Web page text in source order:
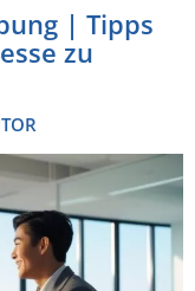
| Tipps
zu